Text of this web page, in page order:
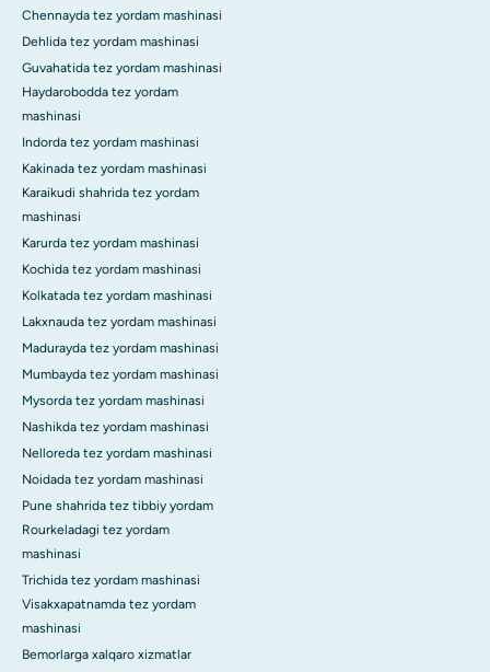
Chennayda tez yordam mashinasi
Dehlida tez yordam mashinasi
Guvahatida tez yordam mashinasi
Haydarobodda tez yordam
mashinasi
Indorda tez yordam mashinasi
Kakinada tez yordam mashinasi
Karaikudi shahrida tez yordam
mashinasi
Karurda tez yordam mashinasi
Kochida tez yordam mashinasi
Kolkatada tez yordam mashinasi
Lakxnauda tez yordam mashinasi
Madurayda tez yordam mashinasi
Mumbayda tez yordam mashinasi
Mysorda tez yordam mashinasi
Nashikda tez yordam mashinasi
Nelloreda tez yordam mashinasi
Noidada tez yordam mashinasi
Pune shahrida tez tibbiy yordam
Rourkeladagi tez yordam
mashinasi
Trichida tez yordam mashinasi
Visakxapatnamda tez yordam
mashinasi
Bemorlarga xalqaro xizmatlar